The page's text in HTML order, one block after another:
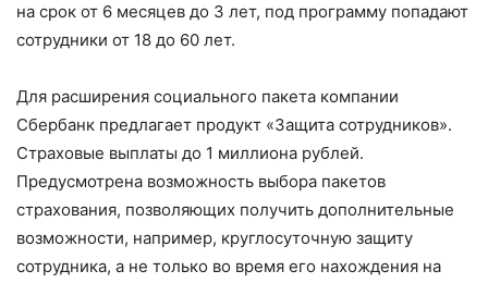
на срок от 6 месяцев до 3 лет, под программу попадают
сотрудники от 18 до 60 лет.
Для расширения социального пакета компании
Сбербанк предлагает продукт «Защита сотрудников».
Страховые выплаты до 1 миллиона рублей.
Предусмотрена возможность выбора пакетов
страхования, позволяющих получить дополнительные
возможности, например, круглосуточную защиту
сотрудника, а не только во время его нахождения на